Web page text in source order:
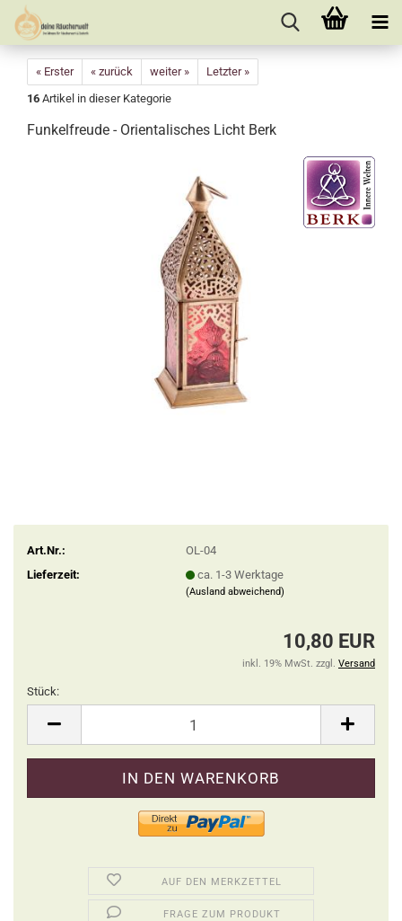
« Erster « zurück weiter »
Letzter »
16 Artikel in dieser Kategorie
Funkelfreude - Orientalisches Licht Berk
Art.Nr.:
OL-04
Lieferzeit:
ca. 1-3 Werktage
(Ausland abweichend)
10,80 EUR
inkl. 19% MwSt. zzgl. Versand
Stück:
AUF DEN MERKZETTEL
FRAGE ZUM PRODUKT